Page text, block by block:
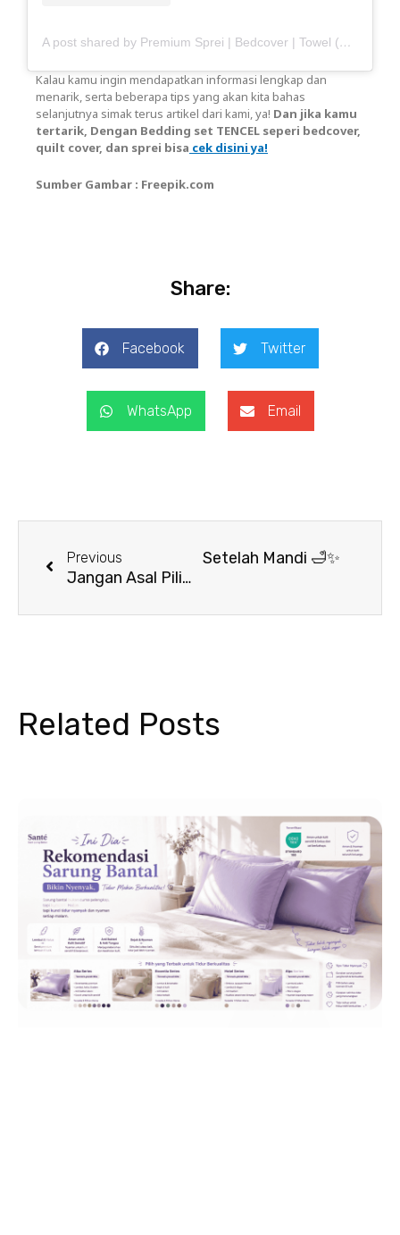
A post shared by Premium Sprei | Bedcover | Towel (@haisante)
Kalau kamu ingin mendapatkan informasi lengkap dan
menarik, serta beberapa tips yang akan kita bahas
selanjutnya simak terus artikel dari kami, ya! Dan jika kamu
tertarik, Dengan Bedding set TENCEL seperi bedcover,
quilt cover, dan sprei bisa cek disini ya!
Sumber Gambar : Freepik.com
Share:
Facebook Twitter
WhatsApp Email
Previous
Jangan Asal Pilih! Ini Ciri Handuk Bagus untuk Dirumah
Si Kecil Makin Happy Setelah Mandi 🛁✨
Related Posts